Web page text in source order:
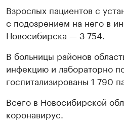
Взрослых пациентов с
с подозрением на него в
Новосибирска — 3 754.
В больницы районов
инфекцию и лабораторно
госпитализированы 1 790
Всего в Новосибирской
коронавирус.